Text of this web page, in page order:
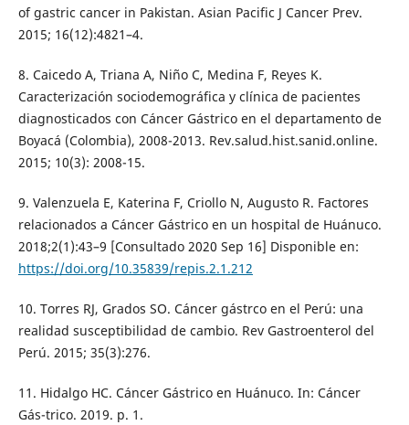
of gastric cancer in Pakistan. Asian Pacific J Cancer Prev.
2015; 16(12):4821–4.
8. Caicedo A, Triana A, Niño C, Medina F, Reyes K.
Caracterización sociodemográfica y clínica de pacientes
diagnosticados con Cáncer Gástrico en el departamento de
Boyacá (Colombia), 2008-2013. Rev.salud.hist.sanid.online.
2015; 10(3): 2008-15.
9. Valenzuela E, Katerina F, Criollo N, Augusto R. Factores
relacionados a Cáncer Gástrico en un hospital de Huánuco.
2018;2(1):43–9 [Consultado 2020 Sep 16] Disponible en:
https://doi.org/10.35839/repis.2.1.212
10. Torres RJ, Grados SO. Cáncer gástrco en el Perú: una
realidad susceptibilidad de cambio. Rev Gastroenterol del
Perú. 2015; 35(3):276.
11. Hidalgo HC. Cáncer Gástrico en Huánuco. In: Cáncer
Gás-trico. 2019. p. 1.